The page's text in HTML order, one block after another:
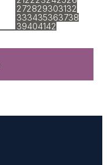
272829303132
333435363738
39404142